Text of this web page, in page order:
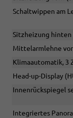
Schaltwippen am
Sitzheizung hinten
Mittelarmlehne
Klimaautomatik, 3
Head-up-Display
Innenrückspiegel
Integriertes